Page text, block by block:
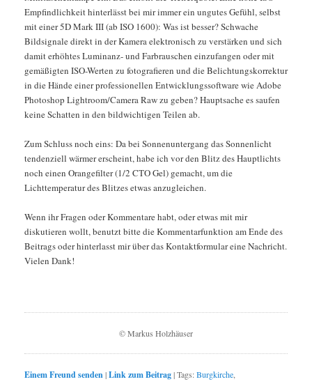
Empfindlichkeit hinterlässt bei mir immer ein ungutes Gefühl, selbst
mit einer 5D Mark III (ab ISO 1600): Was ist besser? Schwache
Bildsignale direkt in der Kamera elektronisch zu verstärken und sich
damit erhöhtes Luminanz- und Farbrauschen einzufangen oder mit
gemäßigten ISO-Werten zu fotografieren und die Belichtungskorrektur
in die Hände einer professionellen Entwicklungssoftware wie Adobe
Photoshop Lightroom/Camera Raw zu geben? Hauptsache es saufen
keine Schatten in den bildwichtigen Teilen ab.
Zum Schluss noch eins: Da bei Sonnenuntergang das Sonnenlicht
tendenziell wärmer erscheint, habe ich vor den Blitz des Hauptlichts
noch einen Orangefilter (1/2 CTO Gel) gemacht, um die
Lichttemperatur des Blitzes etwas anzugleichen.
Wenn ihr Fragen oder Kommentare habt, oder etwas mit mir
diskutieren wollt, benutzt bitte die Kommentarfunktion am Ende des
Beitrags oder hinterlasst mir über das Kontaktformular eine Nachricht.
Vielen Dank!
© Markus Holzhäuser
Einem Freund senden|Link zum Beitrag|Tags:Burgkirche,